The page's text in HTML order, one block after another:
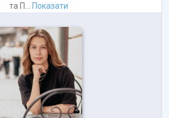
та П... Показати